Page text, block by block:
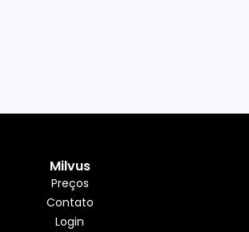
Milvus
Preços
Contato
Login